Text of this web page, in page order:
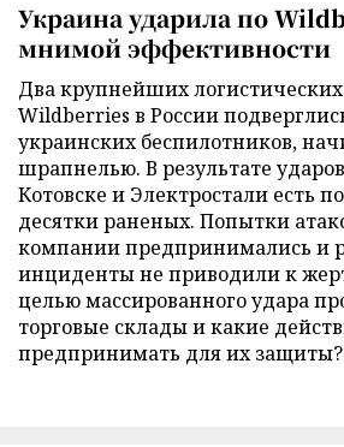
Украина ударила по
мнимой эффективности
Два крупнейших
Wildberries в России
украинских беспилотников,
шрапнелью. В результате
Котовске и Электростали есть
десятки раненых. Попытки
компании предпринимались и
инциденты не приводили к
целью массированного удара
торговые склады и какие
предпринимать для их защиты?